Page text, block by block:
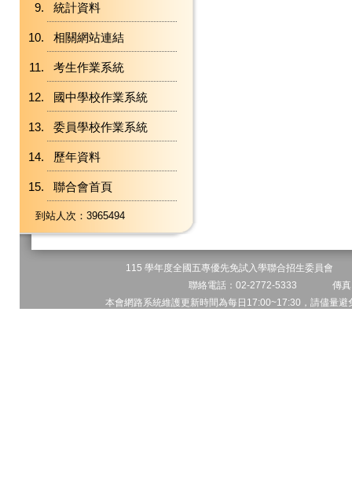
統計資料
相關網站連結
考生作業系統
國中學校作業系統
委員學校作業系統
歷年資料
聯合會首頁
到站人次：3965494
115 學年度全國五專優先免試入學聯合招生委員會
聯絡電話：02-2772-5333 傳
本會網路系統維護更新時間為每日17:00~17:30，請儘量